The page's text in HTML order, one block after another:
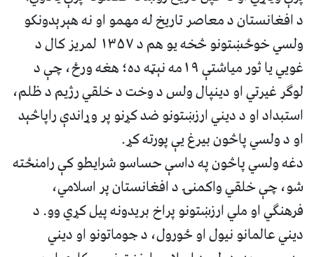
د افغانستان د معاصر تاريخ له مهمو او نه هېرېدونکو
ولسي خوځښتونو څخه يو هم د ۱۳۵۷ لمريز کال د
غويي یا ثور مياشتې ۱۹مه نېټه ده؛ هغه ورځ، چې د
لوګر غيرتي او دينپال ولس د وخت د خلقي رژيم د ظلم،
استبداد او د ديني ارزښتونو ضد کړنو پر وړاندې راپاڅېد
او د ولسي پاڅون بيرغ يې پورته کړ.
دغه ولسي پاڅون په داسې حساسو شرايطو کې رامنځته
شو، چې خلقي واکمنۍ د افغانستان پر اسلامي،
فرهنګي او ملي ارزښتونو پراخ بريدونه پيل کړي وو. د
ديني عالمانو نيول او ځورول، د جوماتونو او ديني